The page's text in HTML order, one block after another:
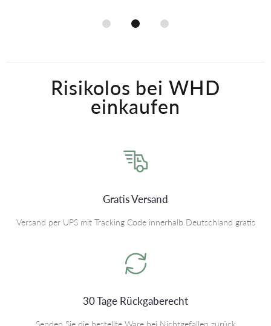
Risikolos bei WHD
einkaufen
Gratis Versand
Versand per UPS mit Tracking Code innerhalb Deutschland gratis
30 Tage Rückgaberecht
Senden Sie die bestellte Ware bei Nichtgefallen zurück